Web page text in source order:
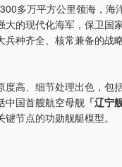
多万平方公里领海，海
的现代化海军，保卫国
种齐全、核常兼备的战
高、细节处理出色，包
中国首艘航空母舰 「辽宁
节点的功勋舰艇模型。